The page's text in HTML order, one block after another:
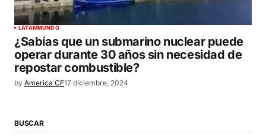
LATAMMUNDO
¿Sabías que un submarino nuclear puede
operar durante 30 años sin necesidad de
repostar combustible?
by America CF17 diciembre, 2024
BUSCAR